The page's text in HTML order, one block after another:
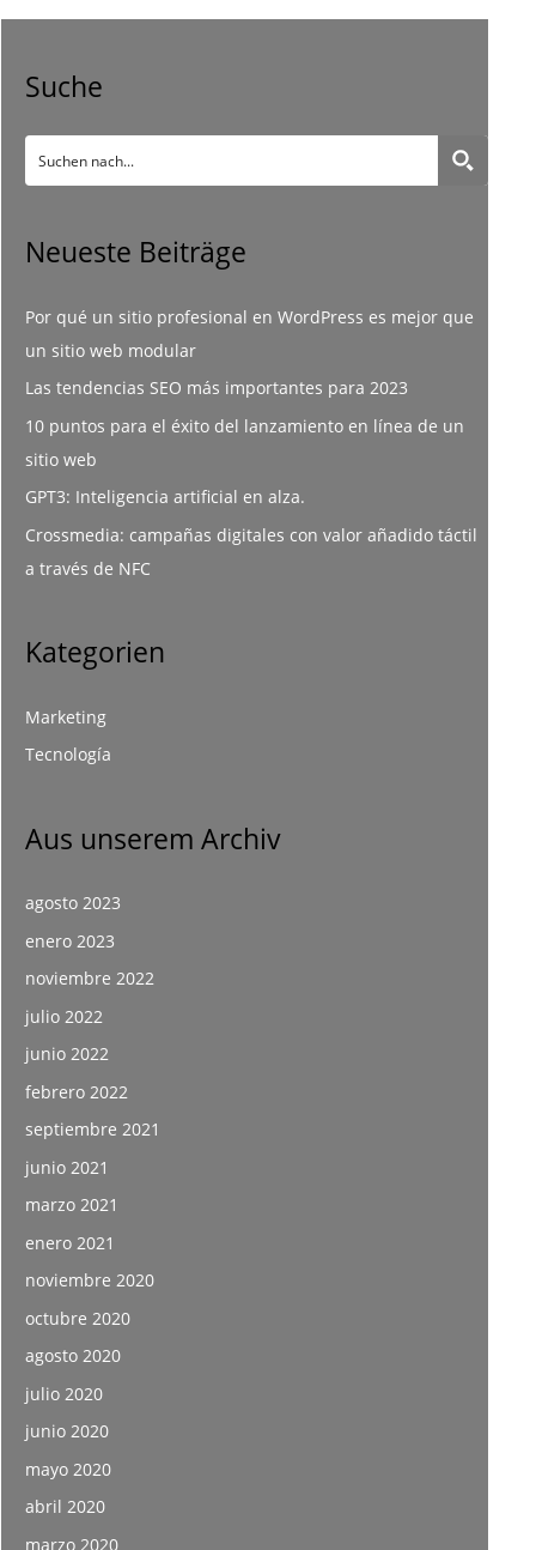
Suche
Neueste Beiträge
Por qué un sitio profesional en WordPress es mejor que
un sitio web modular
Las tendencias SEO más importantes para 2023
10 puntos para el éxito del lanzamiento en línea de un
sitio web
GPT3: Inteligencia artificial en alza.
Crossmedia: campañas digitales con valor añadido táctil
a través de NFC
Kategorien
Marketing
Tecnología
Aus unserem Archiv
agosto 2023
enero 2023
noviembre 2022
julio 2022
junio 2022
febrero 2022
septiembre 2021
junio 2021
marzo 2021
enero 2021
noviembre 2020
octubre 2020
agosto 2020
julio 2020
junio 2020
mayo 2020
abril 2020
marzo 2020